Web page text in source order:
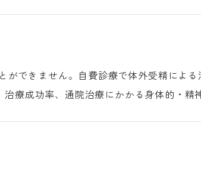
治療成功率、通院治療にかかる身体的・精